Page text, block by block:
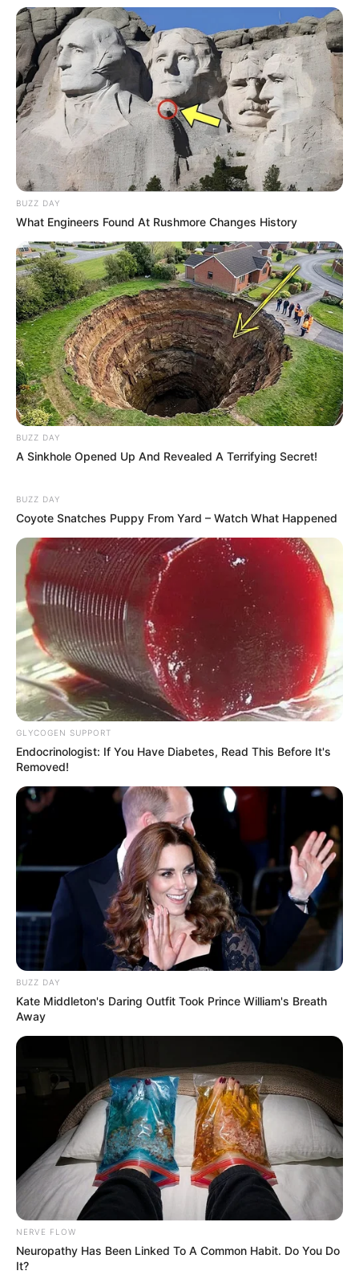
ficam todos num só canto?????
Janilda Brito há 13 anos
Muito bonita essa Revista de Artesanato, amei……
eucineia há 13 anos
em resposta à roseli
na verdade ela coloca os retalhos no varão do bandô,
apesar que não gostei muito ficou sem acabamento.
corneliavitorianogueira de carvalho há 13 anos
adorei as dicas de decoração.parabens.
Vanessa S Silva há 13 anos
Adorei ficou muito bonito vou fazer na cortina do
quarto do meu baby e no meu
suely há 13 anos
como faz pra que elas nao se movimente quando
abri a cortina,
Claudia Telles
será que não vou precisar trocar as minhas cortinas?!
Obrigada!
18.079.935/0001-70
FBO Negócios de Treinamento e Marketing Digital
Artesanatos
Encadernação Artesanal
Filtro dos Sonhos
Lembrancinhas de Casamento
Patchwork
Pintura em Tecido
Sabonete artesanal
Artesanato com Garrafa Pet
BUZZ DAY
What Engineers Found At Rushmore Changes History
BUZZ DAY
A Sinkhole Opened Up And Revealed A Terrifying Secret!
BUZZ DAY
Coyote Snatches Puppy From Yard – Watch What Happened
GLYCOGEN SUPPORT
Endocrinologist: If You Have Diabetes, Read This Before It's
Removed!
BUZZ DAY
Kate Middleton's Daring Outfit Took Prince William's Breath
Away
NERVE FLOW
Neuropathy Has Been Linked To A Common Habit. Do You Do
It?